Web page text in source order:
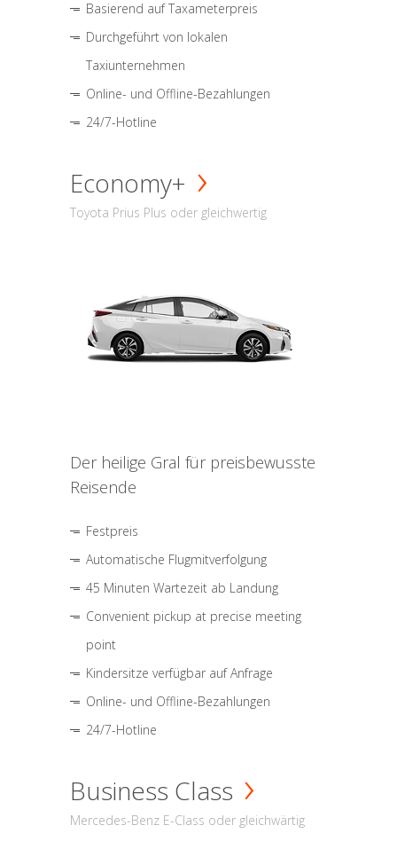
Basierend auf Taxameterpreis
Durchgeführt von lokalen
Taxiunternehmen
Online- und Offline-Bezahlungen
24/7-Hotline
Economy+
Toyota Prius Plus oder gleichwertig
Der heilige Gral für preisbewusste
Reisende
Festpreis
Automatische Flugmitverfolgung
45 Minuten Wartezeit ab Landung
Convenient pickup at precise meeting
point
Kindersitze verfügbar auf Anfrage
Online- und Offline-Bezahlungen
24/7-Hotline
Business Class
Mercedes-Benz E-Class oder gleichwärtig